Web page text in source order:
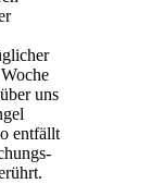
uns
entfällt